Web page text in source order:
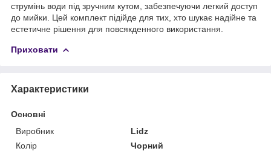
струмінь води під зручним кутом, забезпечуючи легкий доступ
до мийки. Цей комплект підійде для тих, хто шукає надійне та
естетичне рішення для повсякденного використання.
Приховати
Характеристики
Основні
Виробник
Lidz
Колір
Чорний